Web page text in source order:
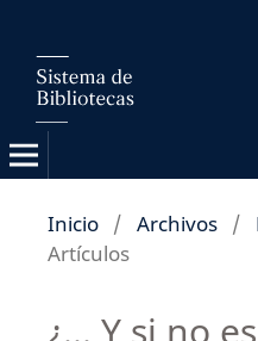
Inicio / Archivos /
Artículos
¿... Y si no